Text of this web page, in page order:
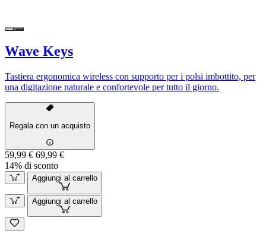
Wave Keys
Tastiera ergonomica wireless con supporto per i polsi imbottito, per
una digitazione naturale e confortevole per tutto il giorno.
Regala con un acquisto
59,99 € 69,99 €
14% di sconto
Aggiungi al carrello
Aggiungi al carrello